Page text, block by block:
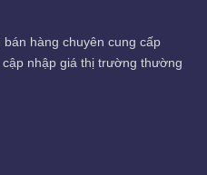
bán hàng chuyên cung cấp
nhập giá thị trường thường